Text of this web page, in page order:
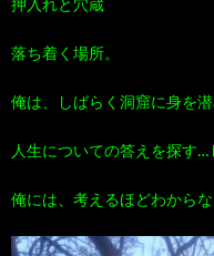
押入れと穴蔵
落ち着く場所。
俺は、しばらく洞窟に身を
人生についての答えを探す
俺には、考えるほどわから